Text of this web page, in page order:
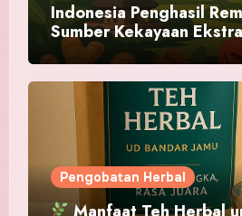
Indonesia Penghasil
Sumber Kekayaan
Alami
Pengobatan Herbal
Manfaat Teh Herbal